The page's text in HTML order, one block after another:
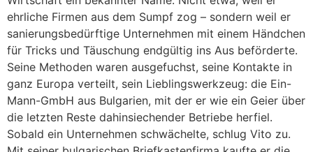
ehrliche Firmen aus dem Sumpf zog – sondern weil er
sanierungsbedürftige Unternehmen mit einem Händchen
für Tricks und Täuschung endgültig ins Aus beförderte.
Seine Methoden waren ausgefuchst, seine Kontakte in
ganz Europa verteilt, sein Lieblingswerkzeug: die Ein-
Mann-GmbH aus Bulgarien, mit der er wie ein Geier über
die letzten Reste dahinsiechender Betriebe herfiel.
Sobald ein Unternehmen schwächelte, schlug Vito zu.